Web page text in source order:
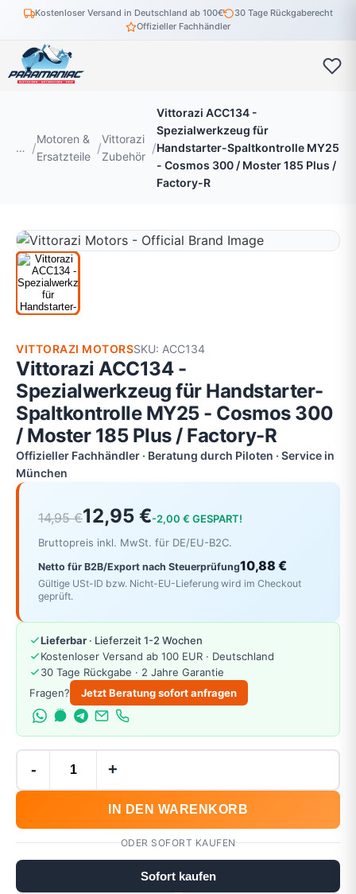
Kostenloser Versand in Deutschland ab 100€
30 Tage Rückgaberecht
Offizieller Fachhändler
…
Motoren &
Ersatzteile
Vittorazi
Zubehör
Vittorazi ACC134 -
Spezialwerkzeug für
Handstarter-Spaltkontrolle MY25
- Cosmos 300 / Moster 185 Plus /
Factory-R
VITTORAZI MOTORSSKU: ACC134
Vittorazi ACC134 -
Spezialwerkzeug für Handstarter-
Spaltkontrolle MY25 - Cosmos 300
/ Moster 185 Plus / Factory-R
Offizieller Fachhändler · Beratung durch Piloten · Service in
München
14,95 €12,95 €-2,00 € GESPART!
Bruttopreis inkl. MwSt. für DE/EU-B2C.
Netto für B2B/Export nach Steuerprüfung10,88 €
Gültige USt-ID bzw. Nicht-EU-Lieferung wird im Checkout
geprüft.
Lieferbar · Lieferzeit 1-2 Wochen
Kostenloser Versand ab 100 EUR · Deutschland
30 Tage Rückgabe · 2 Jahre Garantie
Fragen?
Jetzt Beratung sofort anfragen
- +
IN DEN WARENKORB
ODER SOFORT KAUFEN
Sofort kaufen